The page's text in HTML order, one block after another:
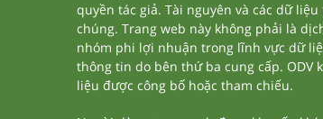
quyền tác giả. Tài nguyên và các dữ
chúng. Trang web này không phải là
nhóm phi lợi nhuận trong lĩnh vực dữ
thông tin do bên thứ ba cung cấp. ODV
liệu được công bố hoặc tham chiếu.